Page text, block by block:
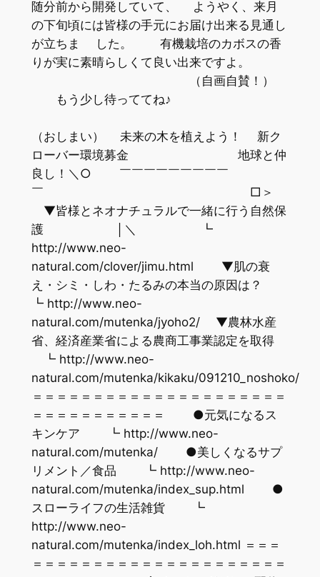
随分前から開発していて、 ようやく、来月
の下旬頃には皆様の手元にお届け出来る見通し
が立ちま した。 有機栽培のカボスの香
りが実に素晴らしくて良い出来ですよ。
（自画自賛！）
もう少し待っててね♪
（おしまい） 未来の木を植えよう！ 新ク
ローバー環境募金 地球と仲
良し！＼○ ￣￣￣￣￣￣￣￣￣
￣ □＞
▼皆様とネオナチュラルで一緒に行う自然保
護 │＼ ┗
http://www.neo-
natural.com/clover/jimu.html ▼肌の衰
え・シミ・しわ・たるみの本当の原因は？
┗ http://www.neo-
natural.com/mutenka/jyoho2/ ▼農林水産
省、経済産業省による農商工事業認定を取得
┗ http://www.neo-
natural.com/mutenka/kikaku/091210_noshoko/
＝＝＝＝＝＝＝＝＝＝＝＝＝＝＝＝＝＝＝＝＝
＝＝＝＝＝＝＝＝＝＝＝ ●元気になるス
キンケア ┗ http://www.neo-
natural.com/mutenka/ ●美しくなるサプ
リメント／食品 ┗ http://www.neo-
natural.com/mutenka/index_sup.html ●
スローライフの生活雑貨 ┗
http://www.neo-
natural.com/mutenka/index_loh.html ＝＝＝
＝＝＝＝＝＝＝＝＝＝＝＝＝＝＝＝＝＝＝＝＝